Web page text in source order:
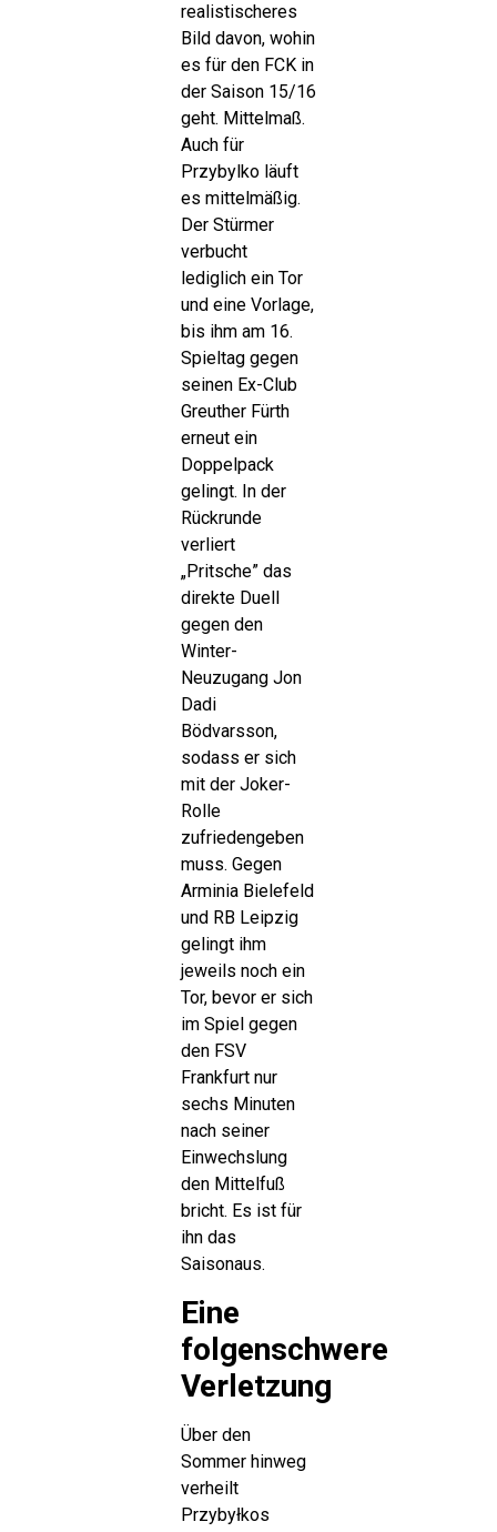
realistischeres
Bild davon, wohin
es für den FCK in
der Saison 15/16
geht. Mittelmaß.
Auch für
Przybylko läuft
es mittelmäßig.
Der Stürmer
verbucht
lediglich ein Tor
und eine Vorlage,
bis ihm am 16.
Spieltag gegen
seinen Ex-Club
Greuther Fürth
erneut ein
Doppelpack
gelingt. In der
Rückrunde
verliert
„Pritsche” das
direkte Duell
gegen den
Winter-
Neuzugang Jon
Dadi
Bödvarsson,
sodass er sich
mit der Joker-
Rolle
zufriedengeben
muss. Gegen
Arminia Bielefeld
und RB Leipzig
gelingt ihm
jeweils noch ein
Tor, bevor er sich
im Spiel gegen
den FSV
Frankfurt nur
sechs Minuten
nach seiner
Einwechslung
den Mittelfuß
bricht. Es ist für
ihn das
Saisonaus.
Eine
folgenschwere
Verletzung
Über den
Sommer hinweg
verheilt
Przybyłkos